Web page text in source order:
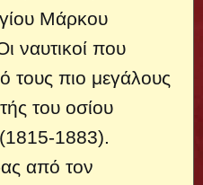
Μάρκου
ναυτικοί που
τους πιο μεγάλους
του οσίου
1883).
από τον